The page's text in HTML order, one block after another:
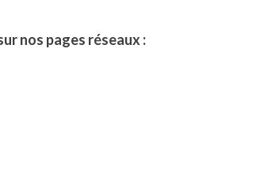
nos pages réseaux :